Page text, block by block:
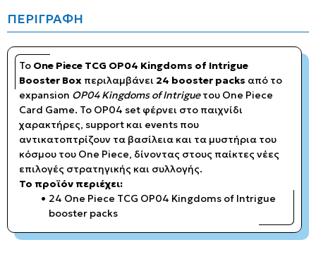
ΠΕΡΙΓΡΑΦΗ
Το One Piece TCG OP04 Kingdoms of Intrigue
Booster Box περιλαμβάνει 24 booster packs από το
expansion OP04 Kingdoms of Intrigueτου One Piece
Card Game. Το OP04 set φέρνει στο παιχνίδι
χαρακτήρες, support και events που
αντικατοπτρίζουν τα βασίλεια και τα μυστήρια του
κόσμου του One Piece, δίνοντας στους παίκτες νέες
επιλογές στρατηγικής και συλλογής.
Το προϊόν περιέχει:
24 One Piece TCG OP04 Kingdoms of Intrigue
booster packs